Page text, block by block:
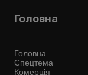
Головна
Головна
Спецтема
Комерція